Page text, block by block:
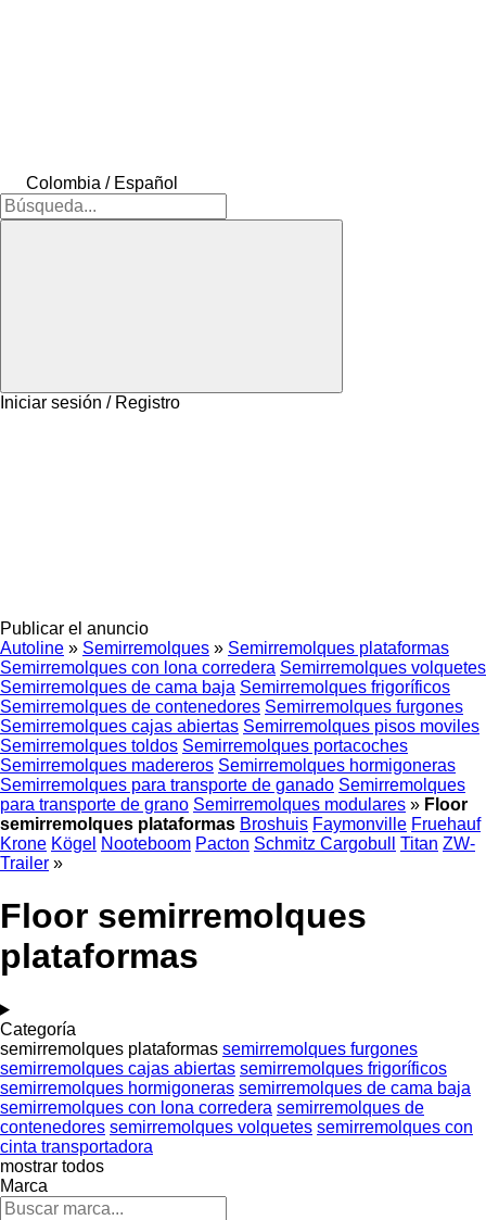
Colombia / Español
Iniciar sesión / Registro
Publicar el anuncio
Autoline » Semirremolques » Semirremolques plataformas
Semirremolques con lona corredera Semirremolques volquetes
Semirremolques de cama baja Semirremolques frigoríficos
Semirremolques de contenedores Semirremolques furgones
Semirremolques cajas abiertas Semirremolques pisos moviles
Semirremolques toldos Semirremolques portacoches
Semirremolques madereros Semirremolques hormigoneras
Semirremolques para transporte de ganado Semirremolques
para transporte de grano Semirremolques modulares » Floor
semirremolques plataformas Broshuis Faymonville Fruehauf
Krone Kögel Nooteboom Pacton Schmitz Cargobull Titan ZW-
Trailer »
Floor semirremolques
plataformas
Categoría
semirremolques plataformas semirremolques furgones
semirremolques cajas abiertas semirremolques frigoríficos
semirremolques hormigoneras semirremolques de cama baja
semirremolques con lona corredera semirremolques de
contenedores semirremolques volquetes semirremolques con
cinta transportadora
mostrar todos
Marca